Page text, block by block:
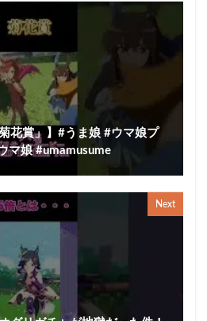
花賞」】#うま娘 #ウマ娘プ
マ娘 #umamusume
Next